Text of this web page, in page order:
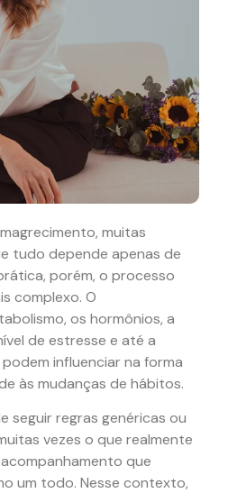
muitas
tudo depende apenas de
porém, o processo
complexo. O
os hormônios, a
de estresse e até a
influenciar na forma
às mudanças de hábitos.
seguir regras genéricas ou
vezes o que realmente
que
um todo. Nesse contexto,